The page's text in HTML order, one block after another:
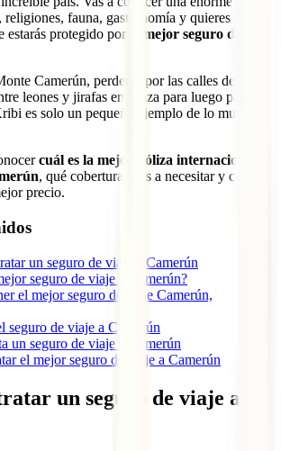
religiones, fauna, gastronomía y quieres
estarás protegido por el
mejor seguro de viaje
Camerún, perderse por las calles de
leones y jirafas en Waza para luego pasar al
es solo un pequeño ejemplo de lo mucho
cuál es la mejor póliza internacional
, qué coberturas vas a necesitar y cómo
precio.
un seguro de viaje a Camerún
seguro de viaje a Camerún?
el mejor seguro de viaje Camerún,
seguro de viaje a Camerún
un seguro de viaje a Camerún
el mejor seguro de viaje a Camerún
un seguro de viaje a